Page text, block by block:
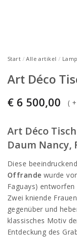
Start /Alle artikel /
Art Déco
€ 6 500,00 (
Art Déco
Daum Nancy,
Diese
Offrande wurde
Faguays) entworfen
Zwei kniende
gegenüber und
klassisches Motiv
Entdeckung des